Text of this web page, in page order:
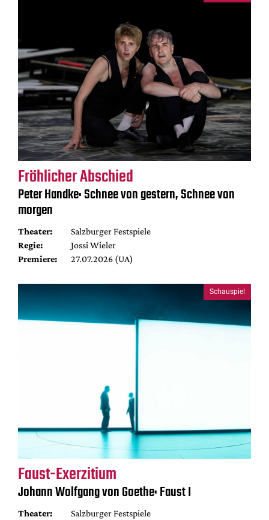
Fröhlicher Abschied
Peter Handke: Schnee von gestern, Schnee von
morgen
Theater:
Salzburger Festspiele
Regie:
Jossi Wieler
Premiere:
27.07.2026 (UA)
Schauspiel
Faust-Exerzitium
Johann Wolfgang von Goethe: Faust I
Theater:
Salzburger Festspiele